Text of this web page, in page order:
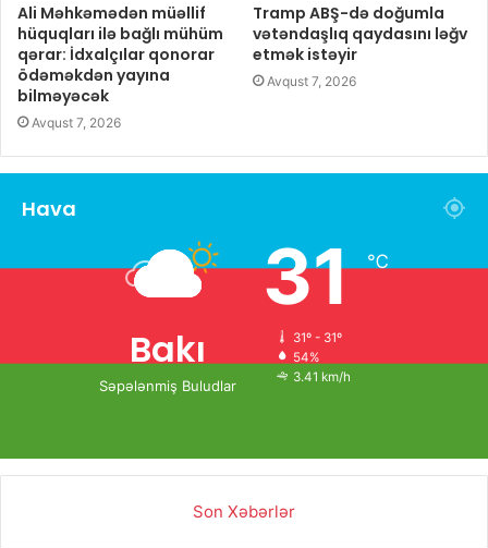
Ali Məhkəmədən müəllif
hüquqları ilə bağlı mühüm
qərar: İdxalçılar qonorar
ödəməkdən yayına
bilməyəcək
Avqust 7, 2026
Tramp ABŞ-də doğumla
vətəndaşlıq qaydasını ləğv
etmək istəyir
Avqust 7, 2026
Hava
Bakı
Səpələnmiş Buludlar
31℃
31º - 31º
54%
3.41 km/h
Son Xəbərlər